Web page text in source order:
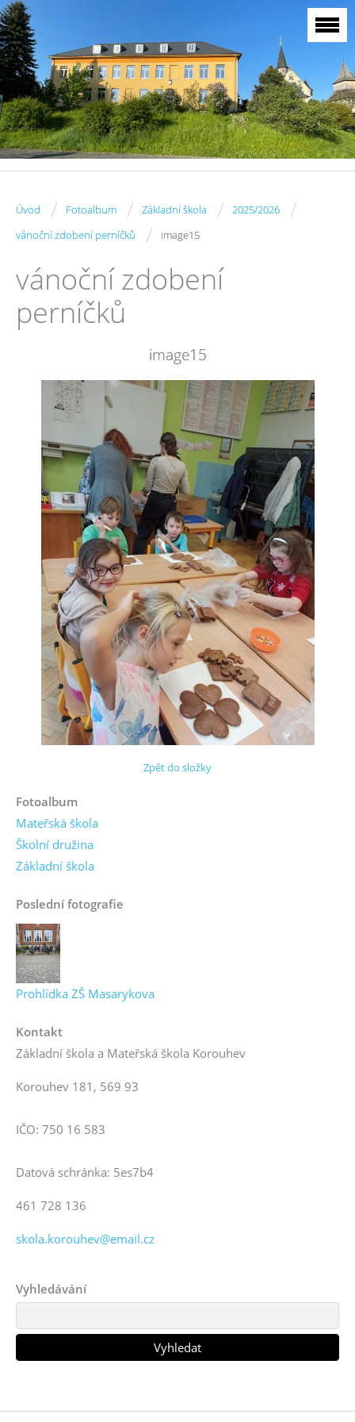
Úvod / Fotoalbum / Základní škola / 2025/2026 /
vánoční zdobení perníčků / image15
vánoční zdobení
perníčků
image15
Zpět do složky
Fotoalbum
Mateřská škola
Školní družina
Základní škola
Poslední fotografie
Prohlídka ZŠ Masarykova
Kontakt
Základní škola a Mateřská škola Korouhev
Korouhev 181, 569 93
IČO: 750 16 583
Datová schránka: 5es7b4
461 728 136
skola.korouhev@email.cz
Vyhledávání